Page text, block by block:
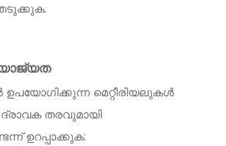
ഉപയോഗിക്കുന്ന മെറ്റീരിയലുകൾ
ദ്രാവക തരവുമായി
ഉറപ്പാക്കുക: